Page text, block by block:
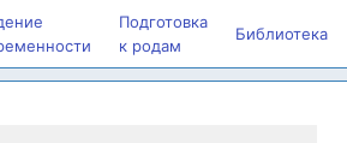
Подготовка
к родам
Библиотека